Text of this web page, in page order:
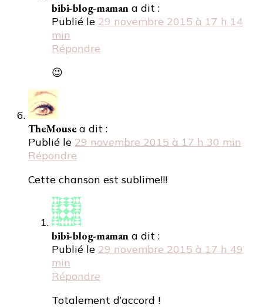
bibi-blog-maman a dit :
Publié le 29 novembre 2015 à 17 h 14
min
Répondre
😉
TheMouse a dit :
Publié le 29 novembre 2015 à 17 h 30 min
Répondre
Cette chanson est sublime!!!
bibi-blog-maman a dit :
Publié le 29 novembre 2015 à 17 h 49
min
Répondre
Totalement d’accord !